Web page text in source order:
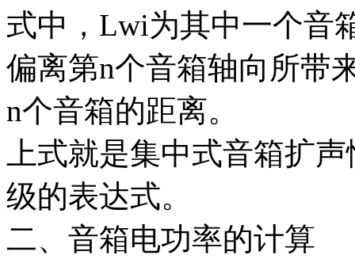
式中，Lwi为其中一个音
偏离第n个音箱轴向所带
n个音箱的距离。
上式就是集中式音箱扩
级的表达式。
二、音箱电功率的计算